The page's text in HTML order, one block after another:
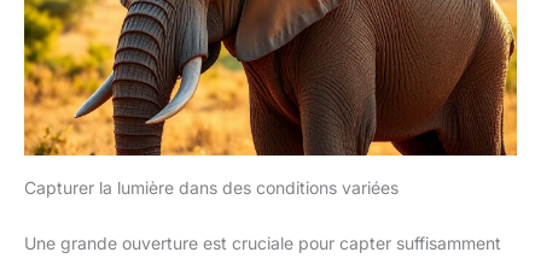
Capturer la lumière dans des conditions variées
Une grande ouverture est cruciale pour capter suffisamment